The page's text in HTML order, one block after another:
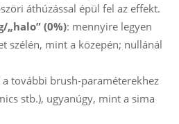
áthúzással épül fel az effekt.
„halo” (0%): mennyire legyen
szélén, mint a közepén; nullánál
további brush‑paraméterekhez
stb.), ugyanúgy, mint a sima